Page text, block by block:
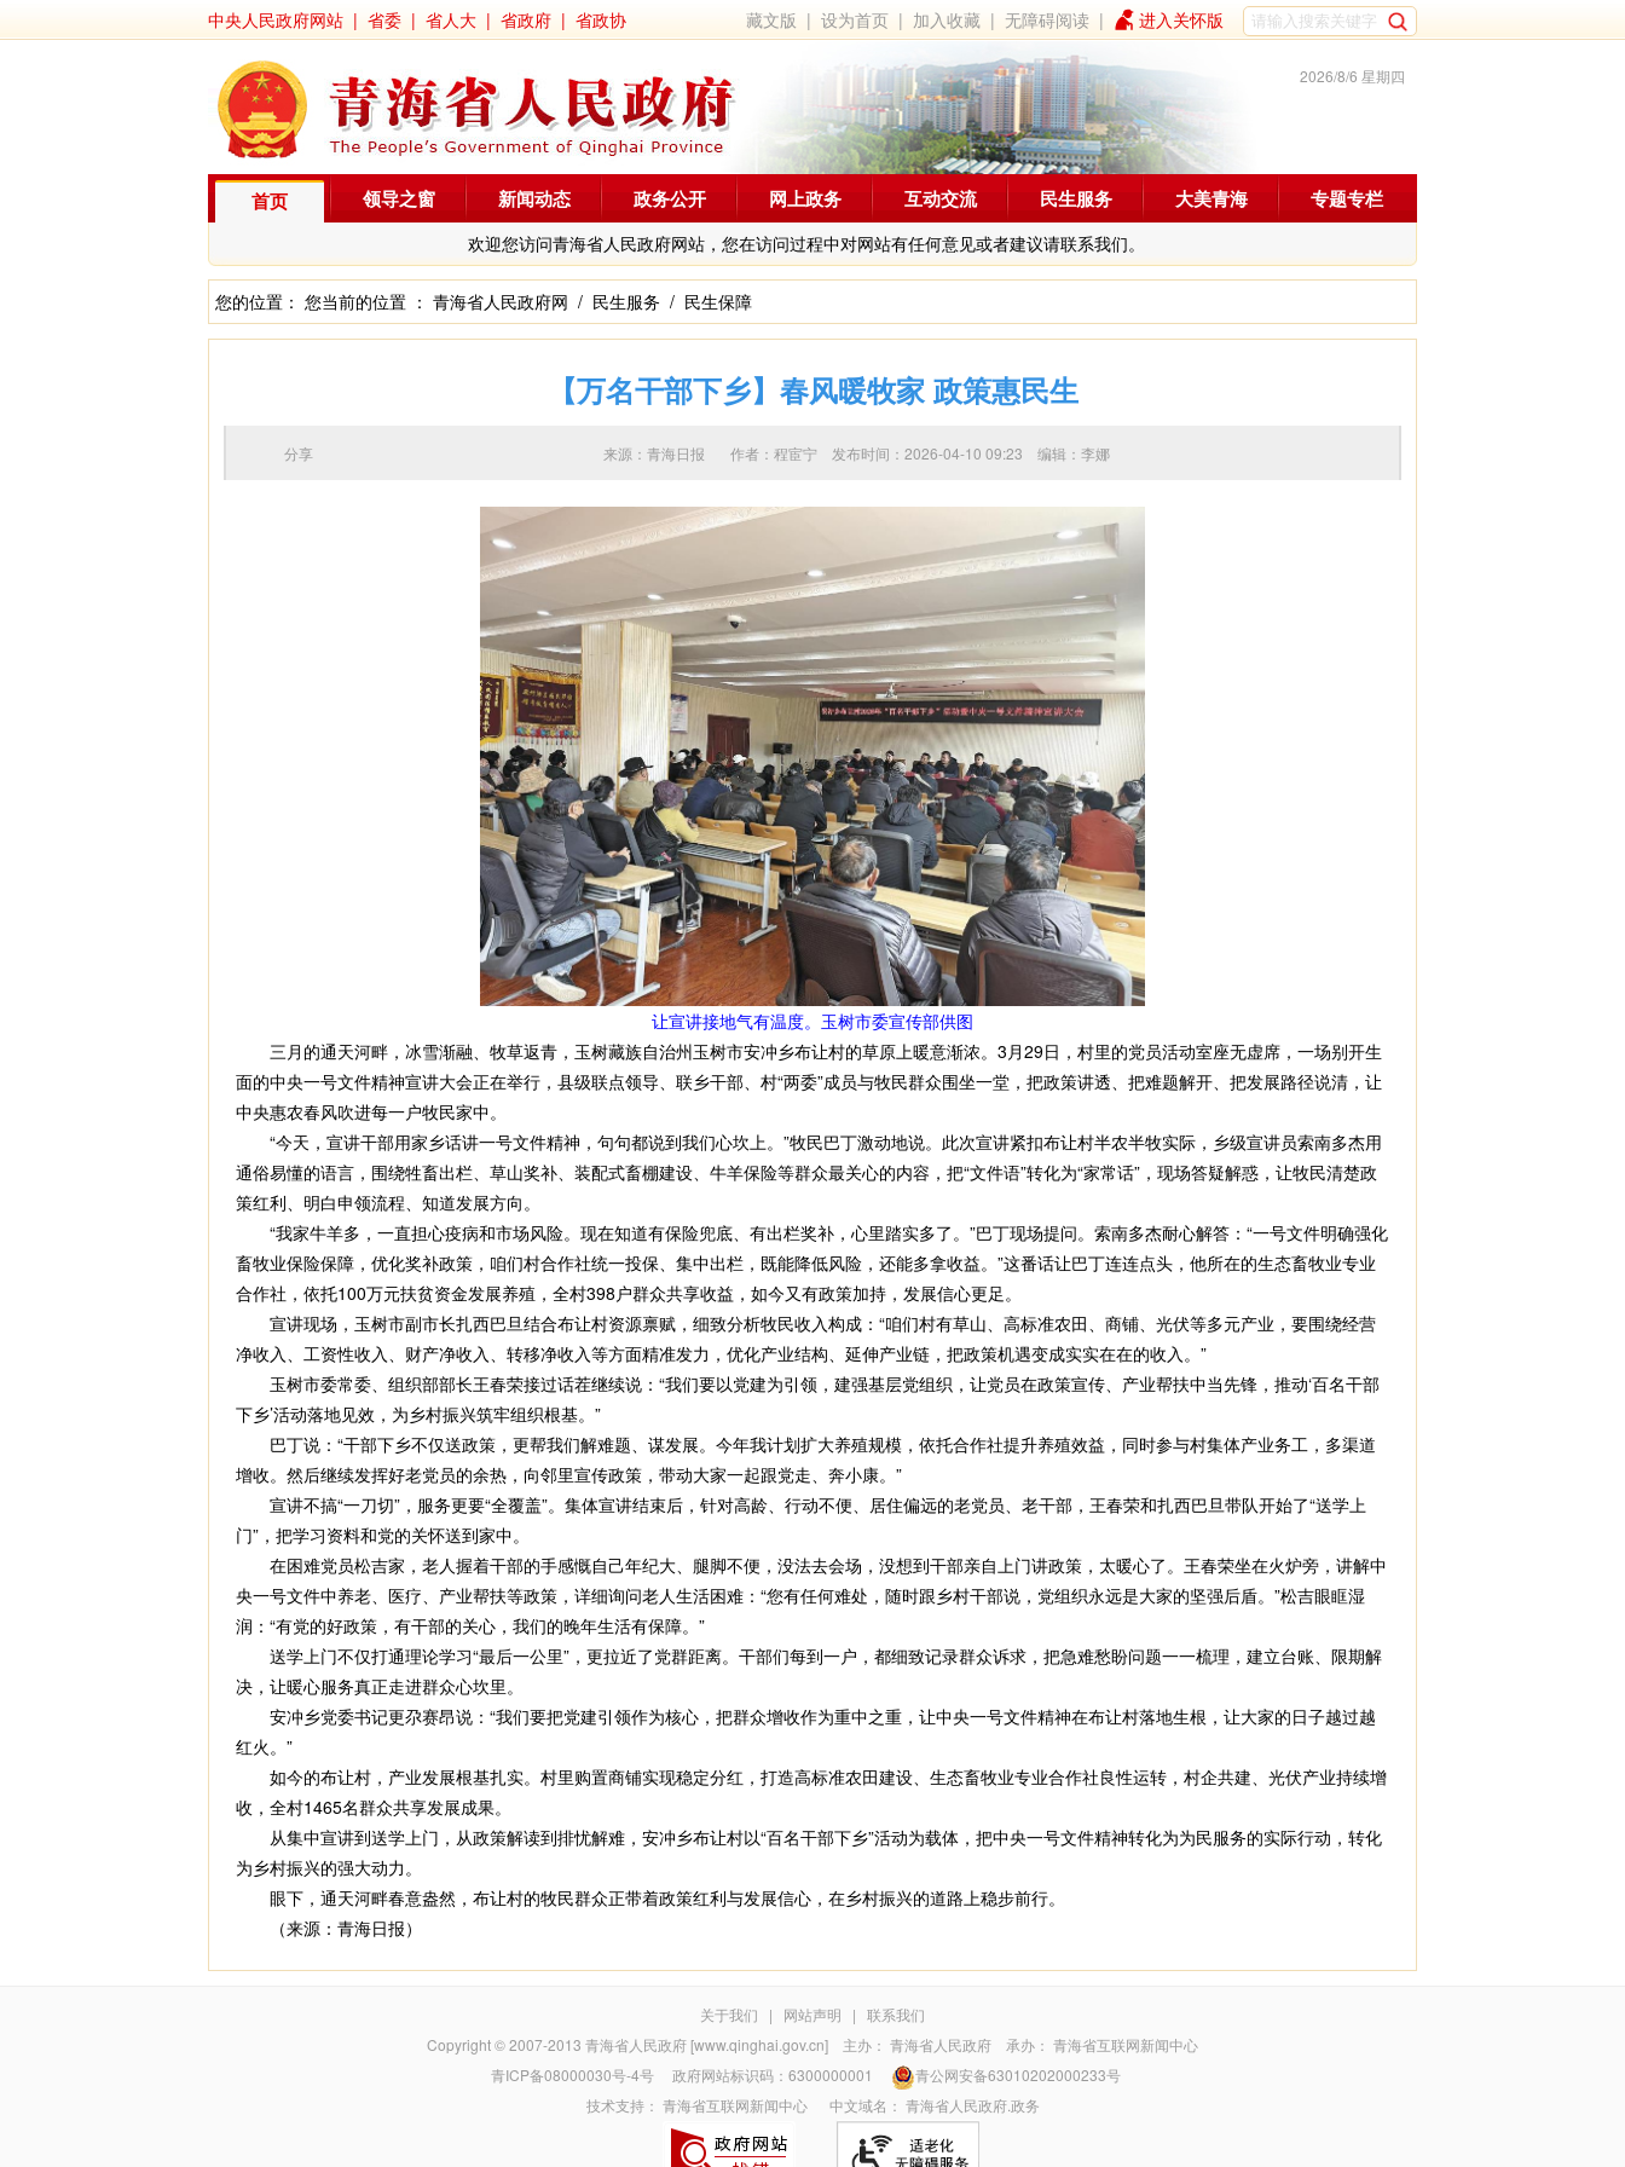
中央人民政府网站 | 省委 | 省人大 | 省政府 | 省政协 藏文版 |设为首页 | 加入收藏 |无障碍阅读 | 进入关怀版
2026/8/6 星期四
首页
欢迎您访问青海省人民政府网站，您在访问过程中对网站有任何意见或者建议请联系我们。
领导之窗 新闻动态 政务公开 网上政务 互动交流 民生服务 大美青海 专题专栏
您的位置： 您当前的位置 ： 青海省人民政府网 / 民生服务 / 民生保障
【万名干部下乡】春风暖牧家 政策惠民生
来源：青海日报 作者： 程宦宁 发布时间：2026-04-10 09:23 编辑：李娜
分享
让宣讲接地气有温度。玉树市委宣传部供图
三月的通天河畔，冰雪渐融、牧草返青，玉树藏族自治州玉树市安冲乡布让村的草原上暖意渐浓。3月29日，村里的党员活动室座无虚席，一场别开生
面的中央一号文件精神宣讲大会正在举行，县级联点领导、联乡干部、村“两委”成员与牧民群众围坐一堂，把政策讲透、把难题解开、把发展路径说清，让
中央惠农春风吹进每一户牧民家中。
“今天，宣讲干部用家乡话讲一号文件精神，句句都说到我们心坎上。”牧民巴丁激动地说。此次宣讲紧扣布让村半农半牧实际，乡级宣讲员索南多杰用
通俗易懂的语言，围绕牲畜出栏、草山奖补、装配式畜棚建设、牛羊保险等群众最关心的内容，把“文件语”转化为“家常话”，现场答疑解惑，让牧民清楚政
策红利、明白申领流程、知道发展方向。
“我家牛羊多，一直担心疫病和市场风险。现在知道有保险兜底、有出栏奖补，心里踏实多了。”巴丁现场提问。索南多杰耐心解答：“一号文件明确强化
畜牧业保险保障，优化奖补政策，咱们村合作社统一投保、集中出栏，既能降低风险，还能多拿收益。”这番话让巴丁连连点头，他所在的生态畜牧业专业
合作社，依托100万元扶贫资金发展养殖，全村398户群众共享收益，如今又有政策加持，发展信心更足。
宣讲现场，玉树市副市长扎西巴旦结合布让村资源禀赋，细致分析牧民收入构成：“咱们村有草山、高标准农田、商铺、光伏等多元产业，要围绕经营
净收入、工资性收入、财产净收入、转移净收入等方面精准发力，优化产业结构、延伸产业链，把政策机遇变成实实在在的收入。”
玉树市委常委、组织部部长王春荣接过话茬继续说：“我们要以党建为引领，建强基层党组织，让党员在政策宣传、产业帮扶中当先锋，推动‘百名干部
下乡’活动落地见效，为乡村振兴筑牢组织根基。”
巴丁说：“干部下乡不仅送政策，更帮我们解难题、谋发展。今年我计划扩大养殖规模，依托合作社提升养殖效益，同时参与村集体产业务工，多渠道
增收。然后继续发挥好老党员的余热，向邻里宣传政策，带动大家一起跟党走、奔小康。”
宣讲不搞“一刀切”，服务更要“全覆盖”。集体宣讲结束后，针对高龄、行动不便、居住偏远的老党员、老干部，王春荣和扎西巴旦带队开始了“送学上
门”，把学习资料和党的关怀送到家中。
在困难党员松吉家，老人握着干部的手感慨自己年纪大、腿脚不便，没法去会场，没想到干部亲自上门讲政策，太暖心了。王春荣坐在火炉旁，讲解中
央一号文件中养老、医疗、产业帮扶等政策，详细询问老人生活困难：“您有任何难处，随时跟乡村干部说，党组织永远是大家的坚强后盾。”松吉眼眶湿
润：“有党的好政策，有干部的关心，我们的晚年生活有保障。”
送学上门不仅打通理论学习“最后一公里”，更拉近了党群距离。干部们每到一户，都细致记录群众诉求，把急难愁盼问题一一梳理，建立台账、限期解
决，让暖心服务真正走进群众心坎里。
安冲乡党委书记更尕赛昂说：“我们要把党建引领作为核心，把群众增收作为重中之重，让中央一号文件精神在布让村落地生根，让大家的日子越过越
红火。”
如今的布让村，产业发展根基扎实。村里购置商铺实现稳定分红，打造高标准农田建设、生态畜牧业专业合作社良性运转，村企共建、光伏产业持续增
收，全村1465名群众共享发展成果。
从集中宣讲到送学上门，从政策解读到排忧解难，安冲乡布让村以“百名干部下乡”活动为载体，把中央一号文件精神转化为为民服务的实际行动，转化
为乡村振兴的强大动力。
眼下，通天河畔春意盎然，布让村的牧民群众正带着政策红利与发展信心，在乡村振兴的道路上稳步前行。
（来源：青海日报）
关于我们 | 网站声明 | 联系我们
Copyright © 2007-2013 青海省人民政府 [www.qinghai.gov.cn] 主办： 青海省人民政府 承办： 青海省互联网新闻中心
青ICP备08000030号-4号政府网站标识码：6300000001
青公网安备63010202000233号
技术支持： 青海省互联网新闻中心中文域名： 青海省人民政府.政务